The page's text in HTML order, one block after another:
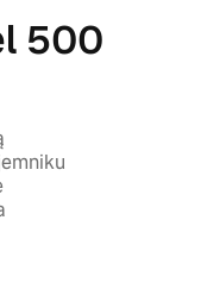
500